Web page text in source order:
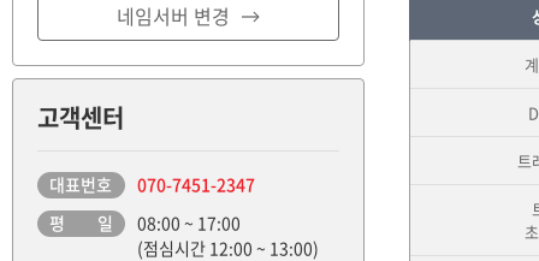
네임서버 변경
고객센터
대표번호
070-7451-2347
평 일
08:00 ~ 17:00
(점심시간 12:00 ~ 13:00)
트